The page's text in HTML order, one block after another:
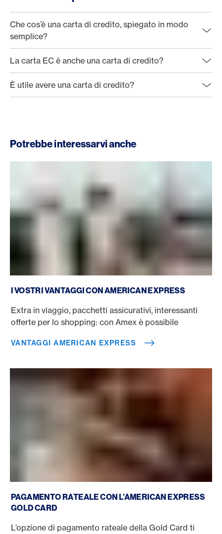
Che cos’è una carta di credito, spiegato in modo
semplice?
La carta EC è anche una carta di credito?
È utile avere una carta di credito?
Potrebbe interessarvi anche
I VOSTRI VANTAGGI CON AMERICAN EXPRESS
Extra in viaggio, pacchetti assicurativi, interessanti
offerte per lo shopping: con Amex è possibile
VANTAGGI AMERICAN EXPRESS
PAGAMENTO RATEALE CON L’AMERICAN EXPRESS
GOLD CARD
L’opzione di pagamento rateale della Gold Card ti